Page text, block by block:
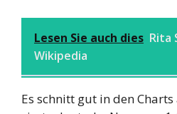
Lesen Sie auch dies Rita
Wikipedia
Es schnitt gut in den